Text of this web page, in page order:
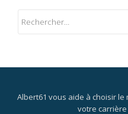
Albert61 vous aide à choisir
votre